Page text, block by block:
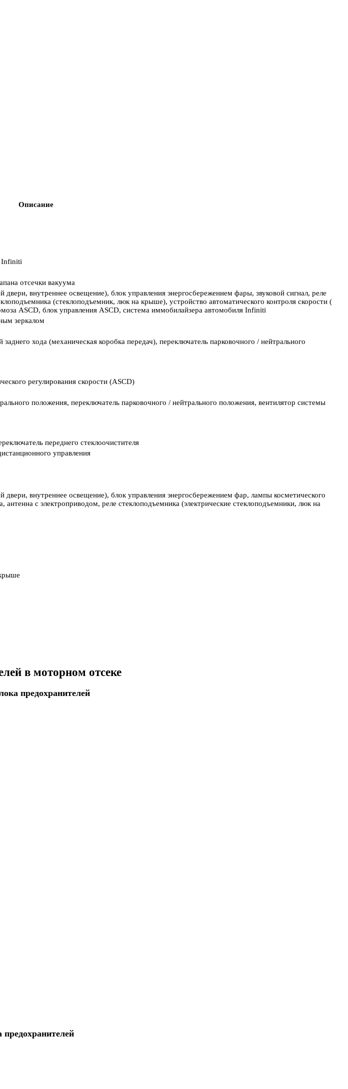
Описание
Infiniti
отсечки вакуума
внутреннее освещение), блок управления энергосбережением фары, звуковой сигнал, реле
(стеклоподъемник, люк на крыше), устройство автоматического контроля скорости (
ASCD, блок управления ASCD, система иммобилайзера автомобиля Infiniti
зеркалом
хода (механическая коробка передач), переключатель парковочного / нейтрального
регулирования скорости (ASCD)
положения, переключатель парковочного / нейтрального положения, вентилятор системы
переднего стеклоочистителя
управления
внутреннее освещение), блок управления энергосбережением фар, лампы косметического
антенна с электроприводом, реле стеклоподъемника (электрические стеклоподъемники, люк на
в моторном отсеке
предохранителей